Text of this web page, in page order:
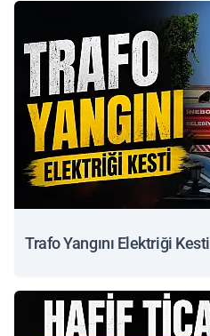
Trafo Yangını Elektriği Kesti